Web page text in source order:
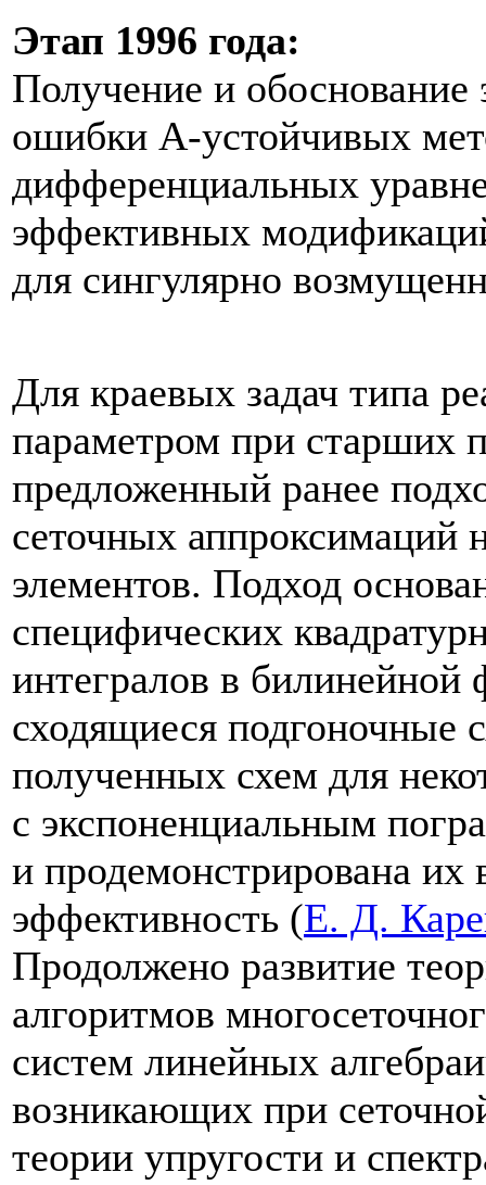
Этап 1996 года:
Получение и
ошибки А-устойчивых
дифференциальных
эффективных
для сингулярно
Для краевых задач типа
параметром при старших
предложенный ранее
сеточных аппроксимаций
элементов. Подход
специфических
интегралов в билинейной
сходящиеся подгоночные
полученных схем для
с экспоненциальным
и продемонстрирована их
эффективность (Е. Д.
Продолжено развитие
алгоритмов
систем линейных
возникающих при
теории упругости и